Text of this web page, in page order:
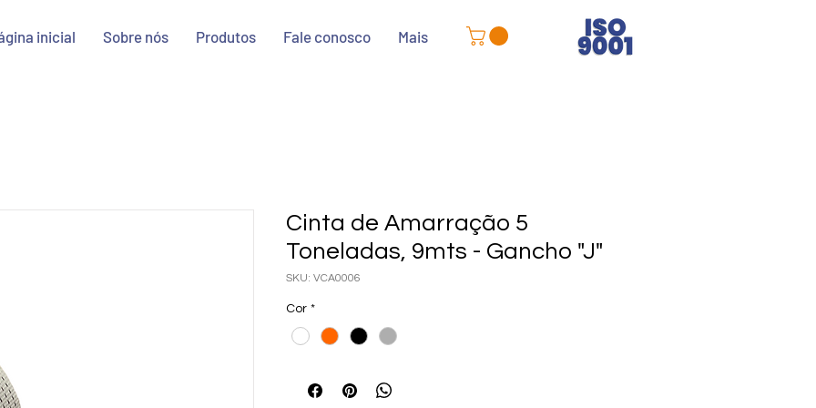
inicial Sobre nós Produtos Fale conosco Mais
Cinta de Amarração 5
Toneladas, 9mts - Gancho "J"
SKU: VCA0006
Cor *